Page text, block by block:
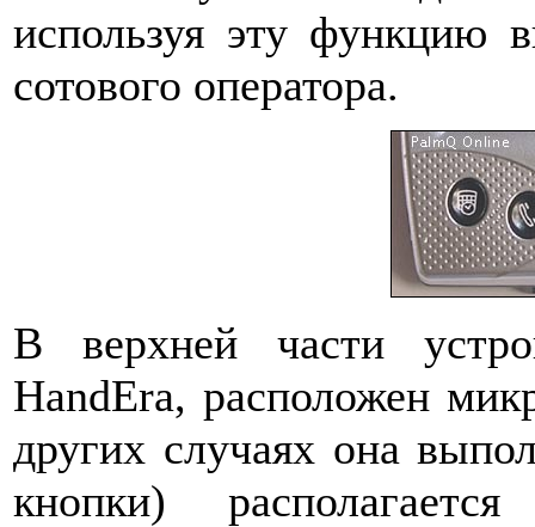
используя эту функцию
сотового оператора.
В верхней части
HandEra, расположен
других случаях она
кнопки)